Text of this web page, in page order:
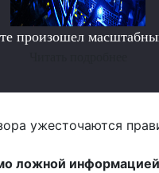
произошел
ужесточаются
ложной информацией